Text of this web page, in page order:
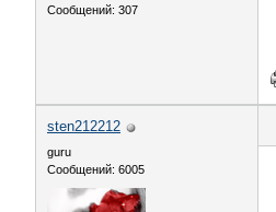
Сообщений: 307
sten212212
guru
Сообщений: 6005